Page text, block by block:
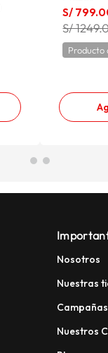
S/ 799.
S/
Producto
Nosotros
Nuestras
Nuestros